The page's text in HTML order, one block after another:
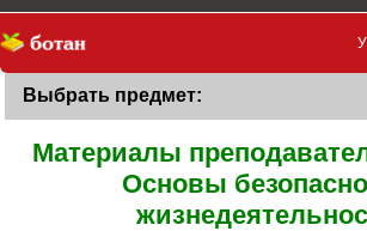
Выбрать предмет:
Материалы
Основы